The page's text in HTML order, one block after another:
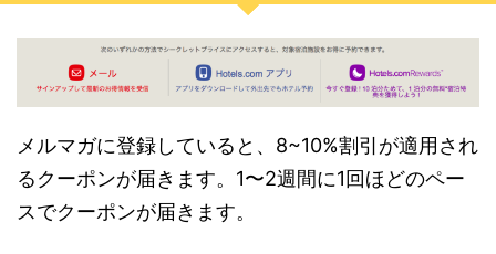
メルマガに登録していると、8~10%割引が適用され
るクーポンが届きます。1〜2週間に1回ほどのペー
スでクーポンが届きます。